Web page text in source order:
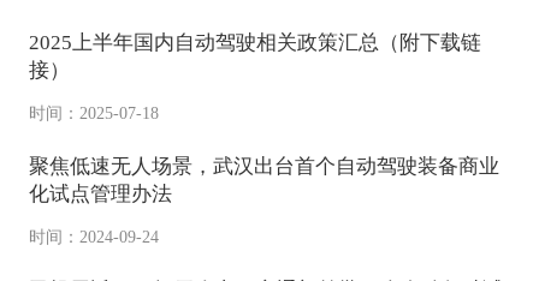
2025上半年国内自动驾驶相关政策汇总（附下载链
接）
时间：2025-07-18
聚焦低速无人场景，武汉出台首个自动驾驶装备商业
化试点管理办法
时间：2024-09-24